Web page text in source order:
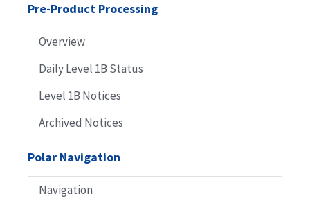
Pre-Product Processing
Overview
Daily Level 1B Status
Level 1B Notices
Archived Notices
Polar Navigation
Navigation